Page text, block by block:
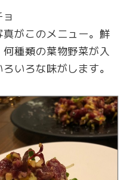
がこのメニュー。鮮
種類の葉物野菜が入
いろな味がします。